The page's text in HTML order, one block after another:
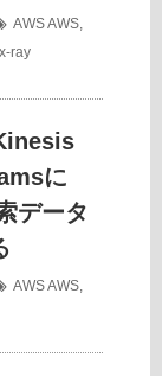
AWSAWS,
x-ray
に
データ
AWSAWS,